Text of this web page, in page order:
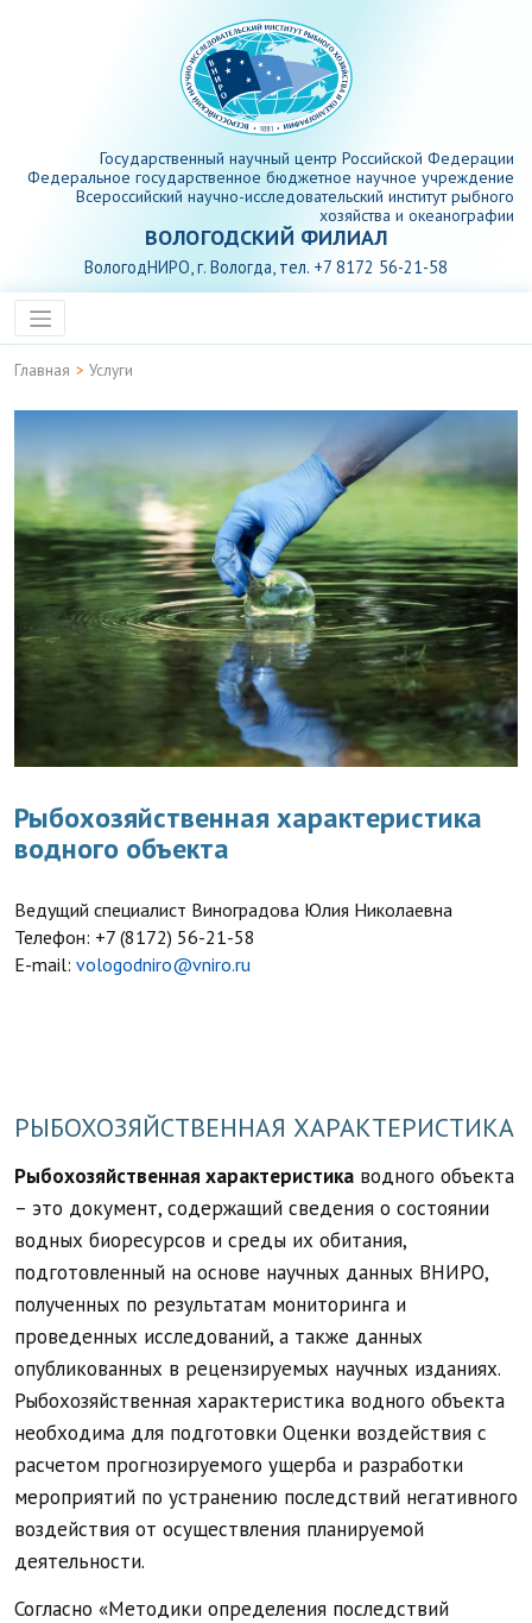
Государственный научный центр Российской Федерации
Федеральное государственное бюджетное научное учреждение
Всероссийский научно-исследовательский институт рыбного
хозяйства и океанографии
ВОЛОГОДСКИЙ ФИЛИАЛ
ВологодНИРО, г. Вологда, тел. +7 8172 56-21-58
Главная > Услуги
Рыбохозяйственная характеристика
водного объекта
Ведущий специалист Виноградова Юлия Николаевна
Телефон: +7 (8172) 56-21-58
E-mail: vologodniro@vniro.ru
РЫБОХОЗЯЙСТВЕННАЯ ХАРАКТЕРИСТИКА
Рыбохозяйственная характеристика водного объекта
– это документ, содержащий сведения о состоянии
водных биоресурсов и среды их обитания,
подготовленный на основе научных данных ВНИРО,
полученных по результатам мониторинга и
проведенных исследований, а также данных
опубликованных в рецензируемых научных изданиях.
Рыбохозяйственная характеристика водного объекта
необходима для подготовки Оценки воздействия с
расчетом прогнозируемого ущерба и разработки
мероприятий по устранению последствий негативного
воздействия от осуществления планируемой
деятельности.
Согласно «Методики определения последствий